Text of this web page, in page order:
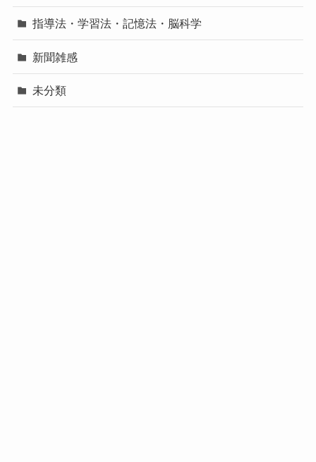
指導法・学習法・記憶法・脳科学
新聞雑感
未分類